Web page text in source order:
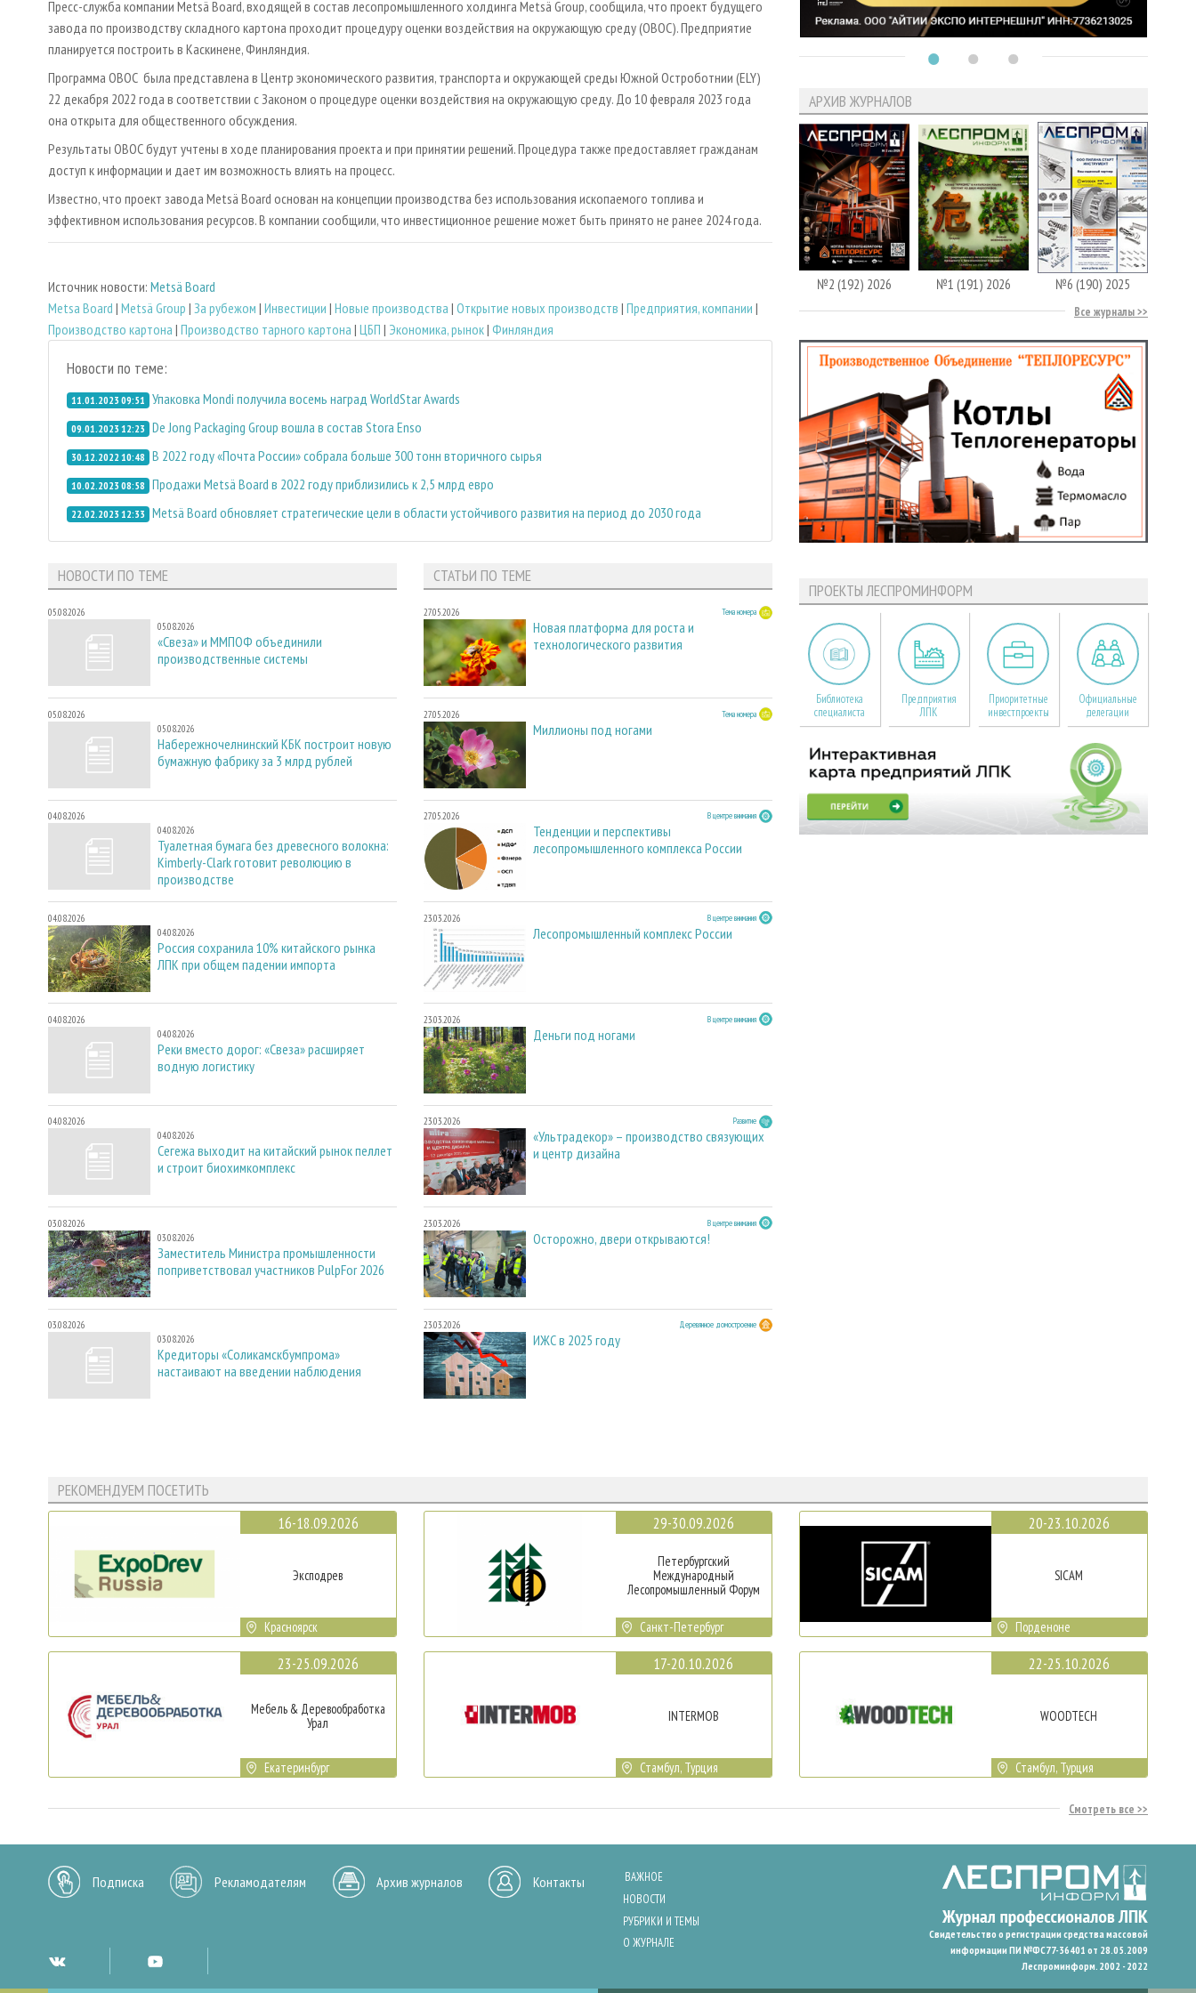
Пресс-служба компании Metsä Board, входящей в состав лесопромышленного холдинга Metsä Group, сообщила, что проект будущего
завода по производству складного картона проходит процедуру оценки воздействия на окружающую среду (ОВОС). Предприятие
планируется построить в Каскинене, Финляндия.
Программа ОВОС была представлена в Центр экономического развития, транспорта и окружающей среды Южной Остроботнии (ELY)
22 декабря 2022 года в соответствии с Законом о процедуре оценки воздействия на окружающую среду. До 10 февраля 2023 года
она открыта для общественного обсуждения.
Результаты ОВОС будут учтены в ходе планирования проекта и при принятии решений. Процедура также предоставляет гражданам
доступ к информации и дает им возможность влиять на процесс.
Известно, что проект завода Metsä Board основан на концепции производства без использования ископаемого топлива и
эффективном использования ресурсов. В компании сообщили, что инвестиционное решение может быть принято не ранее 2024 года.
Источник новости: Metsä Board
Metsa Board | Metsä Group | За рубежом | Инвестиции | Новые производства | Открытие новых производств | Предприятия, компании |
Производство картона | Производство тарного картона | ЦБП | Экономика, рынок| Финляндия
Новости по теме:
11.01.2023 09:51 Упаковка Mondi получила восемь наград WorldStar Awards
09.01.2023 12:23 De Jong Packaging Group вошла в состав Stora Enso
30.12.2022 10:48 В 2022 году «Почта России» собрала больше 300 тонн вторичного сырья
10.02.2023 08:58 Продажи Metsä Board в 2022 году приблизились к 2,5 млрд евро
22.02.2023 12:33 Metsä Board обновляет стратегические цели в области устойчивого развития на период до 2030 года
НОВОСТИ ПО ТЕМЕ
05.08.2026
05.08.2026
«Свеза» и ММПОФ объединили
производственные системы
05.08.2026
05.08.2026
Набережночелнинский КБК построит новую
бумажную фабрику за 3 млрд рублей
04.08.2026
04.08.2026
Туалетная бумага без древесного волокна:
Kimberly-Clark готовит революцию в
производстве
04.08.2026
04.08.2026
Россия сохранила 10% китайского рынка
ЛПК при общем падении импорта
04.08.2026
04.08.2026
Реки вместо дорог: «Свеза» расширяет
водную логистику
04.08.2026
04.08.2026
Сегежа выходит на китайский рынок пеллет
и строит биохимкомплекс
03.08.2026
03.08.2026
Заместитель Министра промышленности
поприветствовал участников PulpFor 2026
03.08.2026
03.08.2026
Кредиторы «Соликамскбумпрома»
настаивают на введении наблюдения
СТАТЬИ ПО ТЕМЕ
27.05.2026 Тема номера
Новая платформа для роста и
технологического развития
27.05.2026 Тема номера
Миллионы под ногами
27.05.2026 В центре внимания
Тенденции и перспективы
лесопромышленного комплекса России
23.03.2026 В центре внимания
Лесопромышленный комплекс России
23.03.2026 В центре внимания
Деньги под ногами
23.03.2026 Развитие
«Ультрадекор» – производство связующих
и центр дизайна
23.03.2026 В центре внимания
Осторожно, двери открываются!
23.03.2026 Деревянное домостроение
ИЖС в 2025 году
АРХИВ ЖУРНАЛОВ
№2 (192) 2026 №1 (191) 2026 №6 (190) 2025
Все журналы
ПРОЕКТЫ ЛЕСПРОМИНФОРМ
Библиотека
специалиста
Предприятия
ЛПК
Приоритетные
инвестпроекты
Официальные
делегации
РЕКОМЕНДУЕМ ПОСЕТИТЬ
16-18.09.2026
Эксподрев
Красноярск
23-25.09.2026
Мебель & Деревообработка
Урал
Екатеринбург
29-30.09.2026
Петербургский
Международный
Лесопромышленный Форум
Санкт-Петербург
17-20.10.2026
INTERMOB
Стамбул, Турция
20-23.10.2026
SICAM
Порденоне
22-25.10.2026
WOODTECH
Стамбул, Турция
Смотреть все
Подписка Рекламодателям Архив журналов Контакты
ВАЖНОЕ
НОВОСТИ
РУБРИКИ И ТЕМЫ
О ЖУРНАЛЕ
Свидетельство о регистрации средства массовой
информации ПИ №ФС77-36401 от 28.05.2009
Леспроминформ. 2002 - 2022